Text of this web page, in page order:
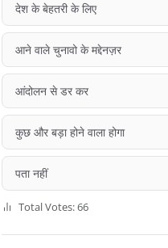
देश के बेहतरी के लिए
आने वाले चुनावो के मद्देनज़र
आंदोलन से डर कर
कुछ और बड़ा होने वाला होगा
पता नहीं
Total Votes: 66